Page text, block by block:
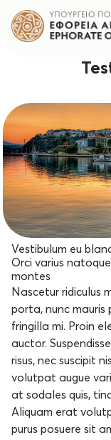
Vestibulum eu
Orci varius
montes
Nascetur ridiculus
porta, nunc mauris
fringilla mi. Proin
auctor.
risus, nec suscipit
volutpat augue
at sodales quis,
Aliquam erat
purus posuere sit